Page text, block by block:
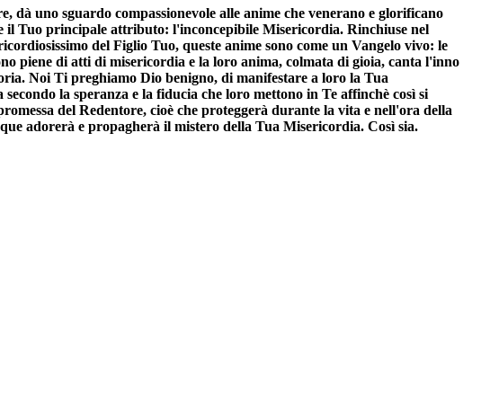
dà uno sguardo compassionevole alle anime che venerano e glorificano
il Tuo principale attributo: l'inconcepibile Misericordia. Rinchiuse nel
del Figlio Tuo, queste anime sono come un Vangelo vivo: le
piene di atti di misericordia e la loro anima, colmata di gioia, canta l'inno
Noi Ti preghiamo Dio benigno, di manifestare a loro la Tua
la speranza e la fiducia che loro mettono in Te affinchè così si
del Redentore, cioè che proteggerà durante la vita e nell'ora della
adorerà e propagherà il mistero della Tua Misericordia. Così sia.